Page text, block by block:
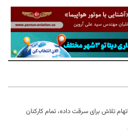
تلاش برای سرقت داده‌، تمام کارکنان